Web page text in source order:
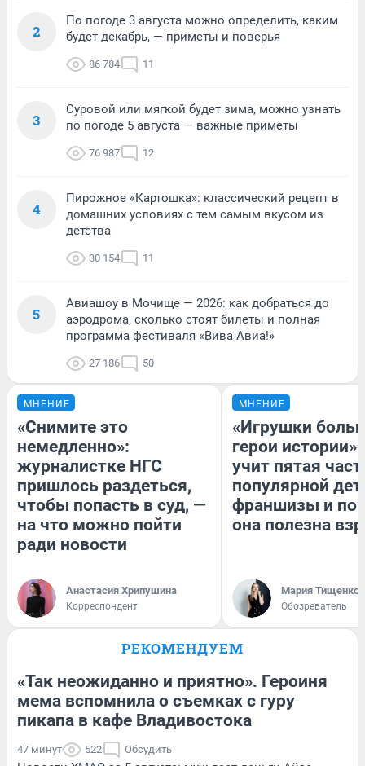
2
По погоде 3 августа можно определить, каким
будет декабрь, — приметы и поверья
86 784 11
3
Суровой или мягкой будет зима, можно узнать
по погоде 5 августа — важные приметы
76 987 12
4
Пирожное «Картошка»: классический рецепт в
домашних условиях с тем самым вкусом из
детства
30 154 11
5
Авиашоу в Мочище — 2026: как добраться до
аэродрома, сколько стоят билеты и полная
программа фестиваля «Вива Авиа!»
27 186 50
МНЕНИЕ
«Снимите это
немедленно»:
журналистке НГС
пришлось раздеться,
чтобы попасть в суд, —
на что можно пойти
ради новости
Анастасия Хрипушина
Корреспондент
МНЕНИЕ
«Игрушки
герои
учит пятая
популярной
франшизы и
она полезна
Мария Тищенко
Обозреватель
РЕКОМЕНДУЕМ
«Так неожиданно и приятно». Героиня
мема вспомнила о съемках с гуру
пикапа в кафе Владивостока
47 минут 522 Обсудить